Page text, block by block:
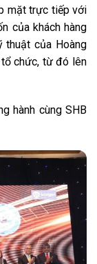
mặt trực tiếp với
của khách hàng
của Hoàng
chức, từ đó lên
hành cùng SHB